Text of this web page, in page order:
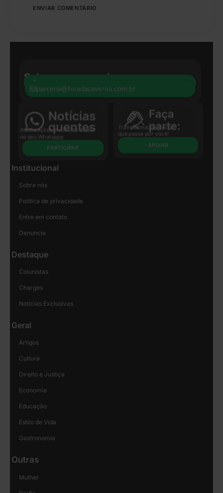
Seja nosso parceiro:
parceria@foradacaverna.com.br
Atualizações e notícias direto
no seu Whatsapp
PARTICIPAR
Transformação Social
que passa por você!
APOIAR
Institucional
Sobre nós
Política de privacidade
Entre em contato
Denuncie
Destaque
Colunistas
Charges
Notícias Exclusivas
Geral
Artigos
Cultura
Direito e Justiça
Economia
Educação
Estilo de Vida
Gastronomia
Outras
Mulher